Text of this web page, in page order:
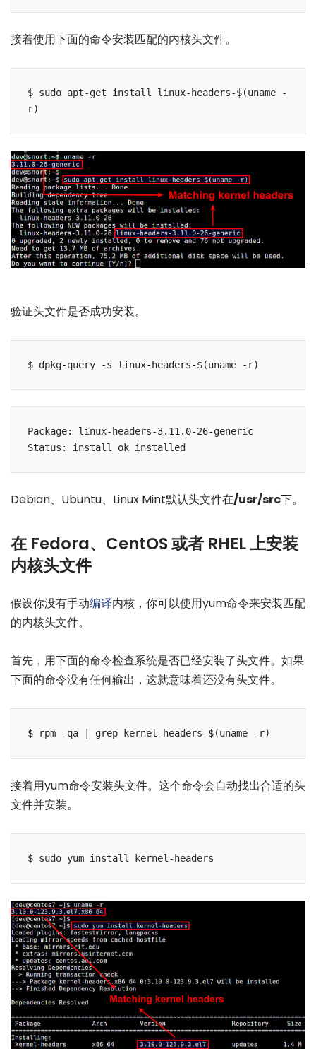
接着使用下面的命令安装匹配的内核头文件。
$ sudo apt-get install linux-headers-$(uname -
验证头文件是否成功安装。
Package: linux-headers-3.11.0-26-generic
Debian、Ubuntu、Linux Mint默认头文件在/usr/src下。
在 Fedora、CentOS 或者 RHEL 上安装
内核头文件
假设你没有手动编译内核，你可以使用yum命令来安装匹配
的内核头文件。
首先，用下面的命令检查系统是否已经安装了头文件。如果
下面的命令没有任何输出，这就意味着还没有头文件。
接着用yum命令安装头文件。这个命令会自动找出合适的头
文件并安装。